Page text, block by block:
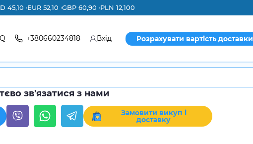
45,10 ·EUR 52,10 ·GBP 60,90 ·PLN 12,100
+380660234818 Вхід Розрахувати вартість доставки
зв'язатися з нами
Замовити викуп і
доставку